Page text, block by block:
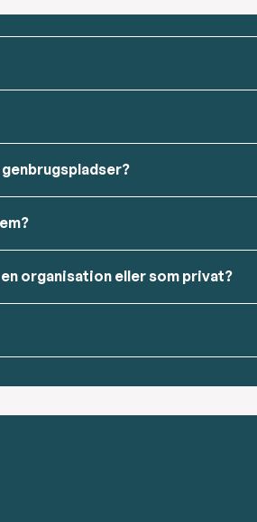
genbrugspladser?
organisation eller som privat?